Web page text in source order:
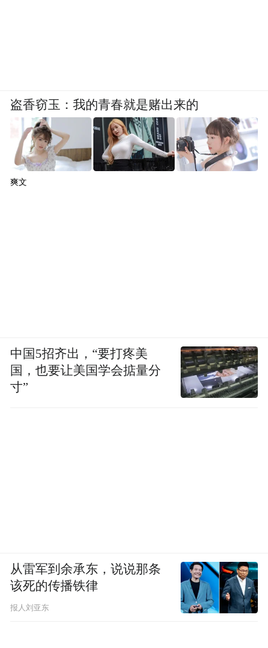
盗香窃玉：我的青春就是赌出来的
爽文
中国5招齐出，“要打疼美
国，也要让美国学会掂量分
寸”
从雷军到余承东，说说那条
该死的传播铁律
报人刘亚东